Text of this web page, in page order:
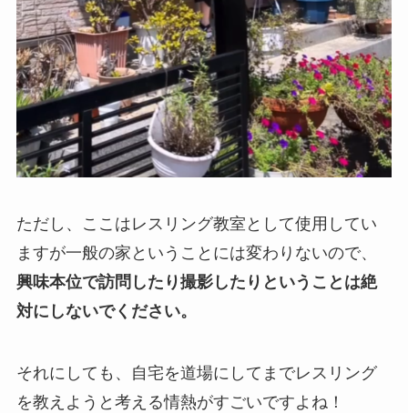
ただし、ここはレスリング教室として使用してい
ますが一般の家ということには変わりないので、
興味本位で訪問したり撮影したりということは絶
対にしないでください。
それにしても、自宅を道場にしてまでレスリング
を教えようと考える情熱がすごいですよね！